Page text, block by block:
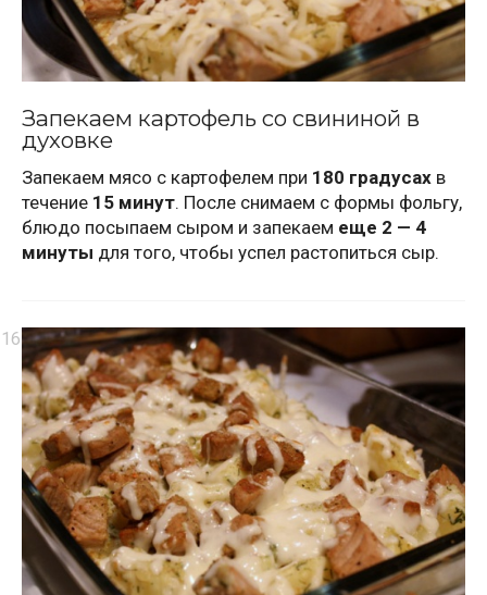
Запекаем картофель со свининой в
духовке
Запекаем мясо с картофелем при 180 градусах в
течение 15 минут. После снимаем с формы фольгу,
блюдо посыпаем сыром и запекаем еще 2 — 4
минуты для того, чтобы успел растопиться сыр.